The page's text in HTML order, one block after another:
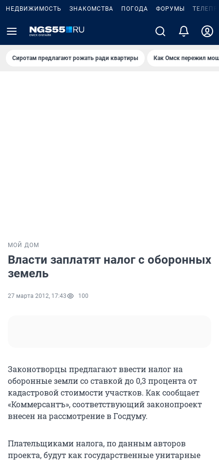
НЕДВИЖИМОСТЬ ЗНАКОМСТВА ПОГОДА ФОРУМЫ
Сиротам предлагают рожать ради квартиры Как Омск пережил
МОЙ ДОМ
Власти заплатят налог с оборонных
земель
27 марта 2012, 17:43 100
Законотворцы предлагают ввести налог на
оборонные земли со ставкой до 0,3 процента от
кадастровой стоимости участков. Как сообщает
«Коммерсантъ», соответствующий законопроект
внесен на рассмотрение в Госдуму.
Плательщиками налога, по данным авторов
проекта, будут как государственные унитарные